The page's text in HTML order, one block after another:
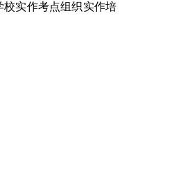
校实作考点组织实作培